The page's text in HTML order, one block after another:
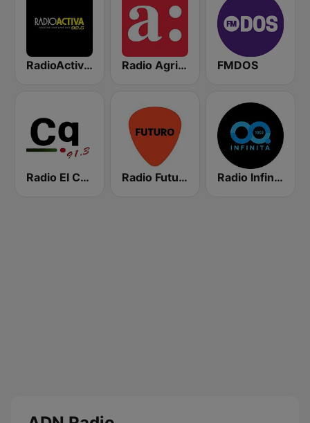
RadioActiva 92.5 Radio Agricultura FMDOS
Radio El Conquistador Radio Futuro FM Radio Infinita